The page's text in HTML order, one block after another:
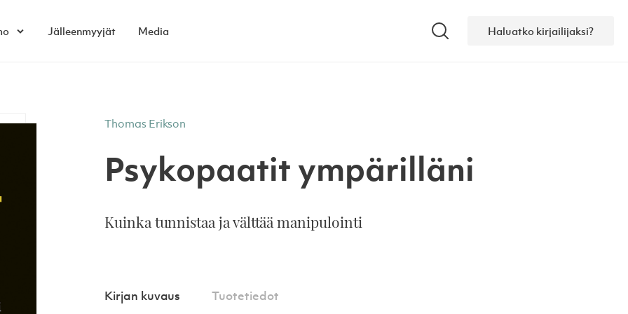
Open child menu
Jälleenmyyjät Media Haluatko kirjailijaksi?
Hae
Thomas Erikson
Psykopaatit ympärilläni
Kuinka tunnistaa ja välttää manipulointi
Kirjan kuvaus Tuotetiedot